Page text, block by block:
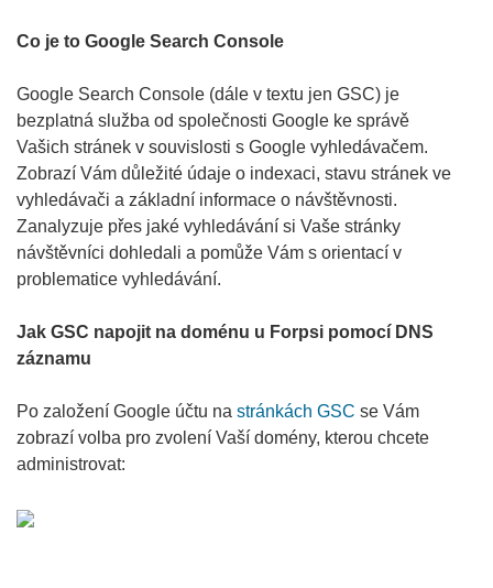
Co je to Google Search Console
Google Search Console (dále v textu jen GSC) je
bezplatná služba od společnosti Google ke správě
Vašich stránek v souvislosti s Google vyhledávačem.
Zobrazí Vám důležité údaje o indexaci, stavu stránek ve
vyhledávači a základní informace o návštěvnosti.
Zanalyzuje přes jaké vyhledávání si Vaše stránky
návštěvníci dohledali a pomůže Vám s orientací v
problematice vyhledávání.
Jak GSC napojit na doménu u Forpsi pomocí DNS
záznamu
Po založení Google účtu na stránkách GSC se Vám
zobrazí volba pro zvolení Vaší domény, kterou chcete
administrovat: